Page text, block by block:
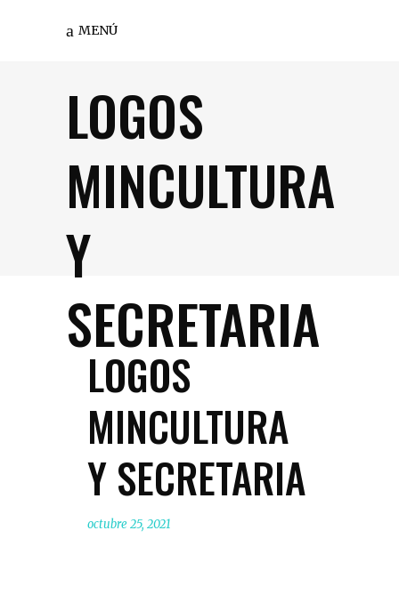
MENÚ
LOGOS
MINCULTURA
Y
SECRETARIA
LOGOS
MINCULTURA
Y SECRETARIA
octubre 25, 2021